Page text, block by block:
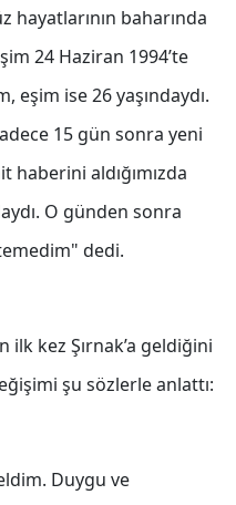
baharında
24 Haziran 1994’te
eşim ise 26 yaşındaydı.
15 gün sonra yeni
haberini aldığımızda
O günden sonra
dedi.
ilk kez Şırnak’a geldiğini
şu sözlerle anlattı:
Duygu ve